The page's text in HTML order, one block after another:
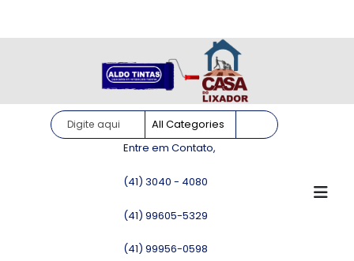
Entre em Contato,
(41) 3040 - 4080
(41) 99605-5329
(41) 99956-0598